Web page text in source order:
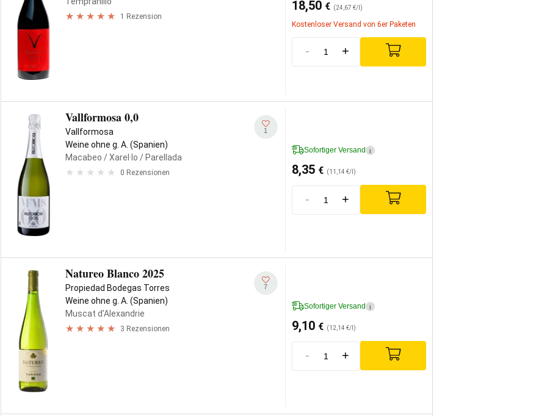
1 Rezension
18,50 € (24,67 €/l)
Kostenloser Versand von 6er Paketen
- +
Vallformosa 0,0
Vallformosa
Weine ohne g. A. (Spanien)
Macabeo / Xarel·lo / Parellada
0 Rezensionen
1
Sofortiger Versand i
8,35 € (11,14 €/l)
- +
Natureo Blanco 2025
Propiedad Bodegas Torres
Weine ohne g. A. (Spanien)
Muscat d’Alexandrie
3 Rezensionen
7
Sofortiger Versand i
9,10 € (12,14 €/l)
- +